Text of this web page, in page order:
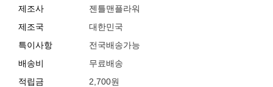
제조사
젠틀맨플라워
제조국
대한민국
특이사항
전국배송가능
배송비
무료배송
적립금
2,700원